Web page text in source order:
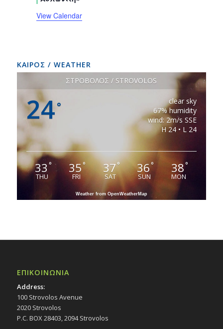
View Calendar
ΚΑΙΡΟΣ / WEATHER
ΣΤΡΟΒΟΛΟΣ / STROVOLOS
24°
clear sky
67% humidity
wind: 2m/s SSE
H 24 • L 24
33 °
THU
35°
FRI
37°
SAT
36°
SUN
38°
MON
Weather from OpenWeatherMap
ΕΠΙΚΟΙΝΩΝΙΑ
Address:
100 Strovolos Avenue
2020 Strovolos
P.C. BOX 28403, 2094 Strovolos